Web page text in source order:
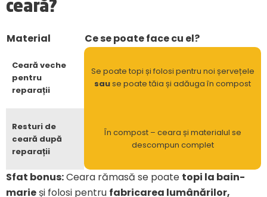
ceară?
Material Ce se poate face cu el?
Ceară veche
pentru
reparații
Se poate topi și folosi pentru noi șervețele
sause poate tăia și adăuga în compost
Resturi de
ceară după
reparații
În compost – ceara și materialul se
descompun complet
Sfat bonus:Ceara rămasă se poate topi la bain-
marie și folosi pentru fabricarea lumânărilor,